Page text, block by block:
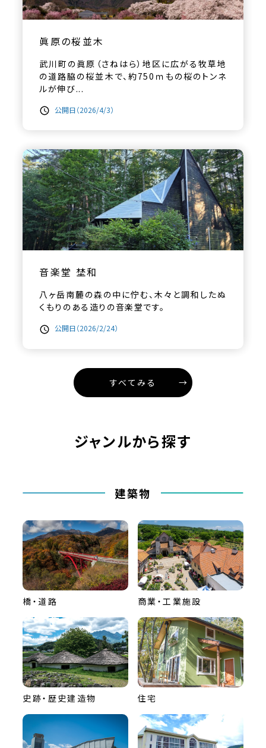
眞原の桜並木
武川町の眞原（さねはら）地区に広がる牧草地
の道路脇の桜並木で、約750ｍもの桜のトンネ
ルが伸び...
公開日（2026/4/3）
音楽堂 埜和
八ヶ岳南麓の森の中に佇む、木々と調和したぬ
くもりのある造りの音楽堂です。
公開日（2026/2/24）
すべてみる
ジャンルから探す
建築物
橋・道路 商業・工業施設
史跡・歴史建造物 住宅